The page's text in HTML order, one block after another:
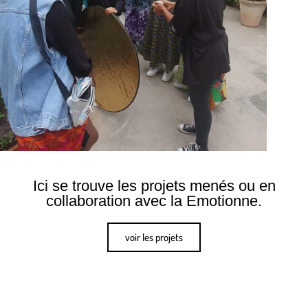
Ici se trouve les projets menés ou en
collaboration avec la Emotionne.
voir les projets